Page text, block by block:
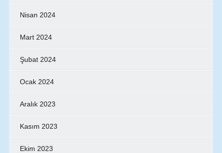
Nisan 2024
Mart 2024
Şubat 2024
Ocak 2024
Aralık 2023
Kasım 2023
Ekim 2023